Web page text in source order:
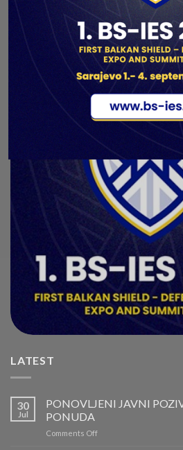
As a government authorized
concern, Unis GROUPis the leading
and military equipment in Bosnia
LATEST
30
Jul
PONOVLJENI JAVNI
PONUDA
Comments Offon